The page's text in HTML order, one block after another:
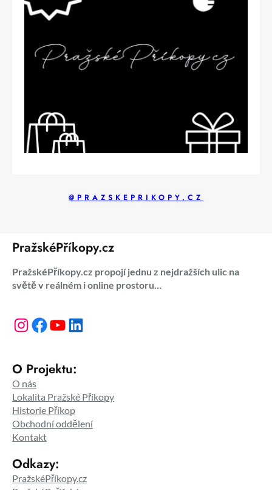
@PRAZSKEPRIKOPY.CZ
PražskéPříkopy.cz
PražskéPříkopy.cz propojí jednu z nejdražších ulic na
světě v reálném i online prostoru…
Instagram Facebook YouTube LinkedIn
O Projektu:
O nás
Lokalita Pražské Příkopy
Historie Příkop
Obchodní oddělení
Kontakt
Odkazy:
PražskéPříkopy.cz